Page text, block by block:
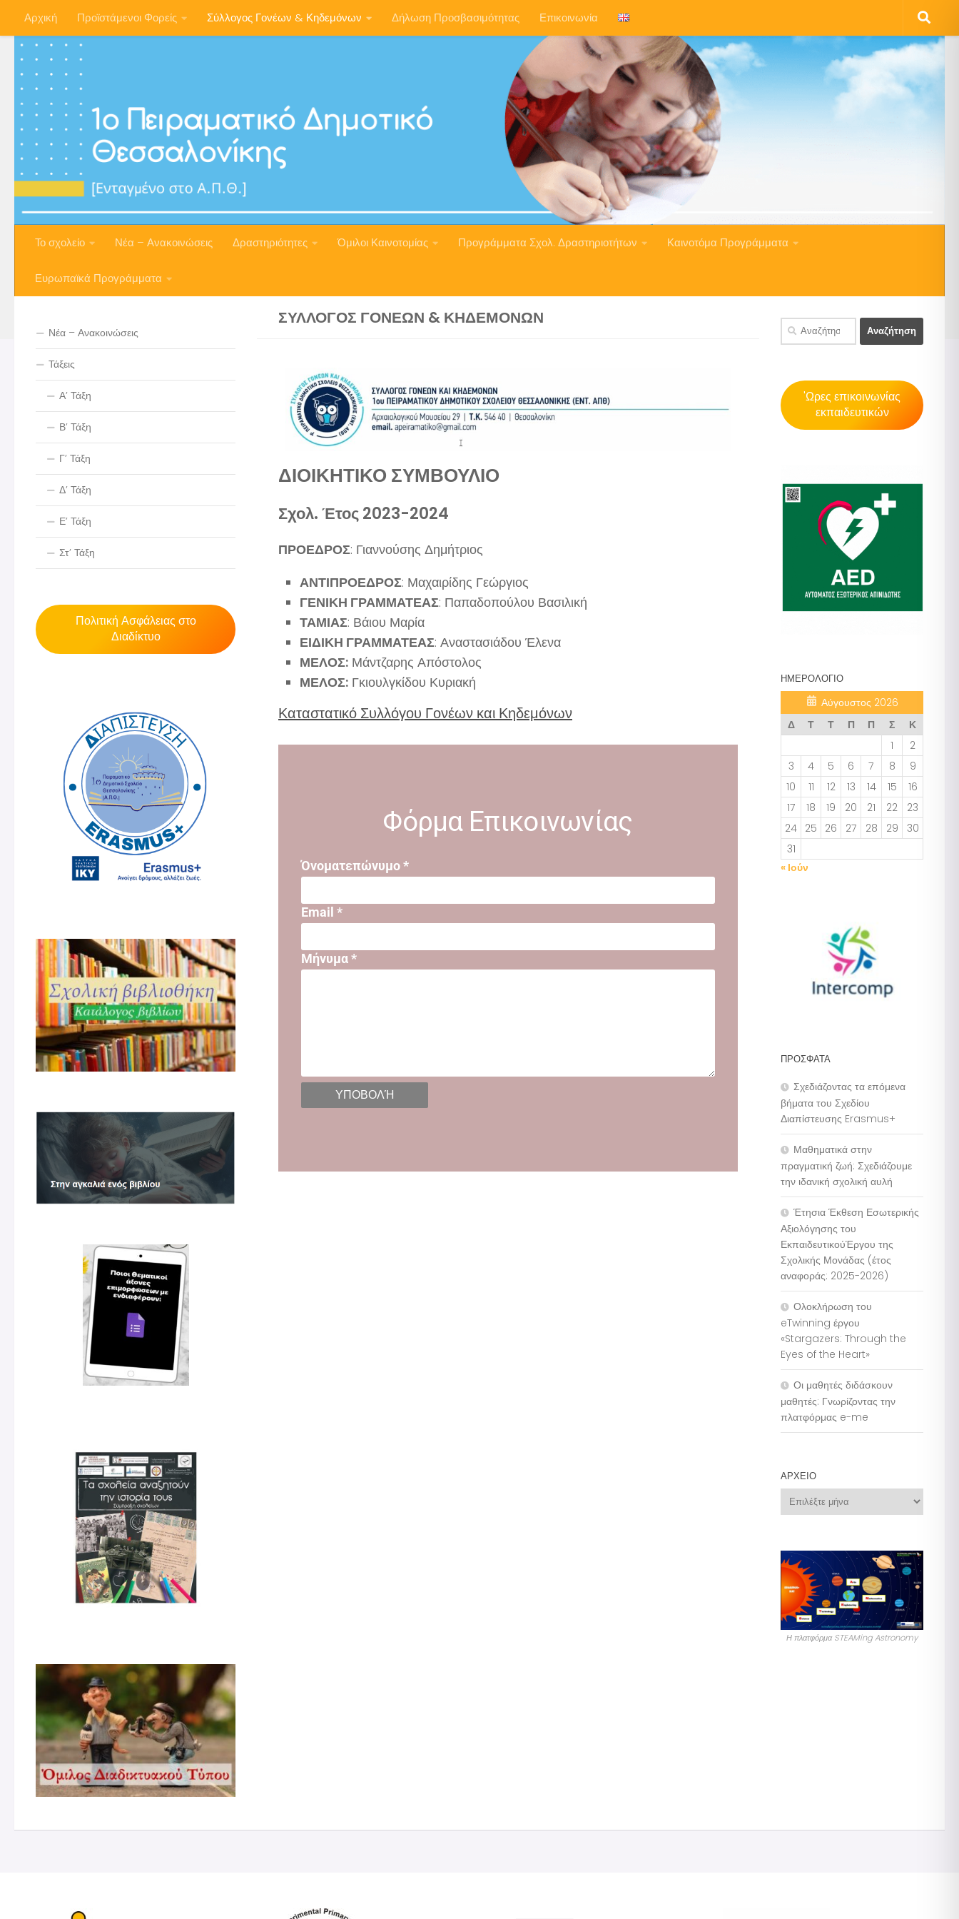
Skip to content
Αρχική Προϊστάμενοι Φορείς Σύλλογος Γονέων & Κηδεμόνων Δήλωση Προσβασιμότητας Επικοινωνία
Το σχολείο Νέα – Ανακοινώσεις Δραστηριότητες Όμιλοι Καινοτομίας Προγράμματα Σχολ. Δραστηριοτήτων Καινοτόμα Προγράμματα
Ευρωπαϊκά Προγράμματα
ΣΎΛΛΟΓΟΣ ΓΟΝΈΩΝ & ΚΗΔΕΜΌΝΩΝ
ΔΙΟΙΚΗΤΙΚΟ ΣΥΜΒΟΥΛΙΟ
Σχολ. Έτος 2023-2024
ΠΡΟΕΔΡΟΣ: Γιαννούσης Δημήτριος
ΑΝΤΙΠΡΟΕΔΡΟΣ: Μαχαιρίδης Γεώργιος
ΓΕΝΙΚΗ ΓΡΑΜΜΑΤΕΑΣ: Παπαδοπούλου Βασιλική
ΤΑΜΙΑΣ: Βάιου Μαρία
ΕΙΔΙΚΗ ΓΡΑΜΜΑΤΕΑΣ: Αναστασιάδου Έλενα
ΜΕΛΟΣ: Μάντζαρης Απόστολος
ΜΕΛΟΣ: Γκιουλγκίδου Κυριακή
Καταστατικό Συλλόγου Γονέων και Κηδεμόνων
Φόρμα Επικοινωνίας
Όνοματεπώνυμο *
Email *
Μήνυμα *
Νέα – Ανακοινώσεις
Τάξεις
Α’ Τάξη
Β’ Τάξη
Γ’ Τάξη
Δ’ Τάξη
Ε’ Τάξη
Στ’ Τάξη
Πολιτική Ασφάλειας στο
Διαδίκτυο
Αναζήτηση
για:
'Ωρες επικοινωνίας
εκπαιδευτικών
ΗΜΕΡΟΛΌΓΙΟ
Αύγουστος 2026
Δ
Τ Τ Π Π Σ
Κ
1
2
3
4 5 6 7 8
9
10
11 12 13 14 15
16
17
18 19 20 21 22
23
24 25 26 27 28 29
30
31
« Ιούν
ΠΡΌΣΦΑΤΑ
Σχεδιάζοντας τα επόμενα
βήματα του Σχεδίου
Διαπίστευσης Erasmus+
Μαθηματικά στην
πραγματική ζωή: Σχεδιάζουμε
την ιδανική σχολική αυλή
Έτησια Έκθεση Εσωτερικής
Αξιολόγησης του
ΕκπαιδευτικούΈργου της
Σχολικής Μονάδας (έτος
αναφοράς: 2025-2026)
Ολοκλήρωση του
eTwinning έργου
«Stargazers: Through the
Eyes of the Heart»
Οι μαθητές διδάσκουν
μαθητές: Γνωρίζοντας την
πλατφόρμας e-me
ΑΡΧΕΊΟ
Αρχείο
Η πλατφόρμα STEAMing Astronomy